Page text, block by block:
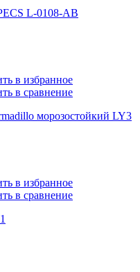
L-0108-AB
в избранное
в сравнение
морозостойкий LY3
в избранное
в сравнение